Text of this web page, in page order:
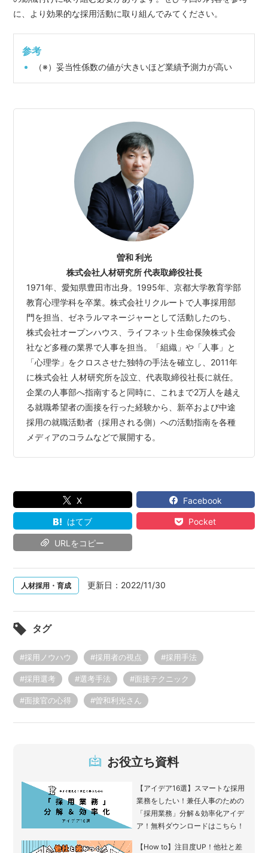
に、より効果的な採用活動に取り組んでみてください。
参考
（※）妥当性係数の値が大きいほど業績予測力が高い
曽和 利光
株式会社人材研究所 代表取締役社長
1971年、愛知県豊田市出身。1995年、京都大学教育学部
教育心理学科を卒業。株式会社リクルートで人事採用部
門を担当、ゼネラルマネージャーとして活動したのち、
株式会社オープンハウス、ライフネット生命保険株式会
社など多種の業界で人事を担当。「組織」や「人事」と
「心理学」をクロスさせた独特の手法を確立し、2011年
に株式会社 人材研究所を設立、代表取締役社長に就任。
企業の人事部へ指南すると同時に、これまで2万人を越え
る就職希望者の面接を行った経験から、新卒および中途
採用の就職活動者（採用される側）への活動指南を各種
メディアのコラムなどで展開する。
X Facebook
はてブ Pocket
URLをコピー
人材採用・育成 更新日： 2022/11/30
タグ
#採用ノウハウ #採用者の視点 #採用手法
#採用選考 #選考手法 #面接テクニック
#面接官の心得 #曽和利光さん
お役立ち資料
【アイデア16選】スマートな採用
業務をしたい！兼任人事のための
「採用業務」分解＆効率化アイデ
ア！無料ダウンロードはこちら！
【How to】注目度UP！他社と差